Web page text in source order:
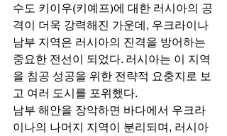
수도 키이우(키예프)에 대한 러시아의 공
격이 더욱 강력해진 가운데, 우크라이나
남부 지역은 러시아의 진격을 방어하는
중요한 전선이 되었다. 러시아는 이 지역
을 침공 성공을 위한 전략적 요충지로 보
고 여러 도시를 포위했다.
남부 해안을 장악하면 바다에서 우크라
이나의 나머지 지역이 분리되며, 러시아